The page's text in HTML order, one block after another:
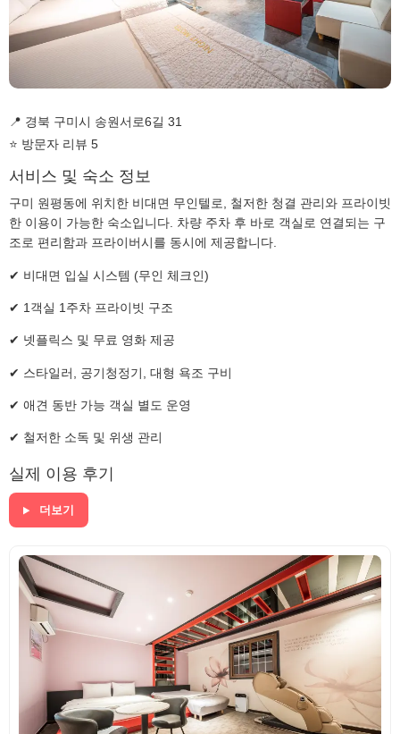
📍 경북 구미시 송원서로6길 31
⭐ 방문자 리뷰 5
서비스 및 숙소 정보
구미 원평동에 위치한 비대면 무인텔로, 철저한 청결 관리와 프라이빗
한 이용이 가능한 숙소입니다. 차량 주차 후 바로 객실로 연결되는 구
조로 편리함과 프라이버시를 동시에 제공합니다.
✔ 비대면 입실 시스템 (무인 체크인)
✔ 1객실 1주차 프라이빗 구조
✔ 넷플릭스 및 무료 영화 제공
✔ 스타일러, 공기청정기, 대형 욕조 구비
✔ 애견 동반 가능 객실 별도 운영
✔ 철저한 소독 및 위생 관리
실제 이용 후기
더보기